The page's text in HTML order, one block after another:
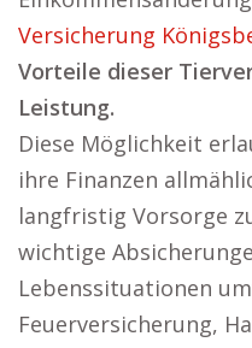
Versicherung
Vorteile dieser
Leistung.
Diese Möglichkeit
ihre Finanzen
langfristig Vorsorge
wichtige
Lebenssituationen
Feuerversicherung,